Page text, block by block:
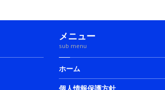
メニュー
sub menu
ホーム